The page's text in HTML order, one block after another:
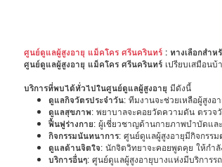
ศูนย์ดูแลผู้สูงอายุ แม็คโคร ศรีนครินทร์ : ทางเลือกสำ
ศูนย์ดูแลผู้สูงอายุ แม็คโคร ศรีนครินทร์เปรียบเสมือนบ้
บริการที่พบได้ทั่วไปในศูนย์ดูแลผู้สูงอายุ มีดังนี้
ดูแลกิจวัตรประจำวัน: ทีมงานจะช่วยเหลือผู้สูง
ดูแลสุขภาพ: พยาบาลจะคอยวัดความดัน ตรวจ
ฟื้นฟูร่างกาย: ผู้เชี่ยวชาญด้านกายภาพบำบัดแล
กิจกรรมนันทนาการ: ศูนย์ดูแลผู้สูงอายุมีกิจกรรม
ดูแลด้านจิตใจ: นักจิตวิทยาจะคอยพูดคุย ให้กำ
บริการอื่นๆ: ศูนย์ดูแลผู้สูงอายุบางแห่งมีบริการร